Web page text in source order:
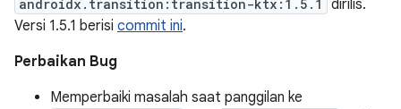
androidx.transition:transition-ktx:1.5.1
dirilis.
Versi 1.5.1 berisi commit ini.
Perbaikan Bug
Memperbaiki masalah saat panggilan ke